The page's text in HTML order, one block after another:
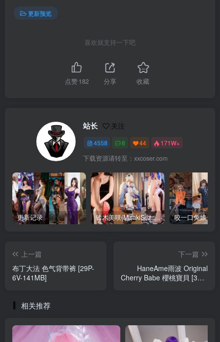
更新预览
喜欢就支持一下吧
点赞182 分享 收藏
站长 关注
4558 6 44 171W+
下载资源请转至：xxcoser.com
更新记录 铃木美咲(MisakiSuzuki) 合集下载 咬一口兔娘 合
上一篇
布丁大法 色气背带裤 [29P-
6V-141MB]
下一篇
HaneAme雨波 Original
Cherry Babe 櫻桃寶貝 [38P-
相关推荐